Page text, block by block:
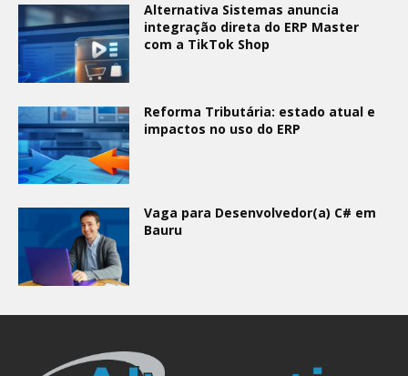
Alternativa Sistemas anuncia
integração direta do ERP Master
com a TikTok Shop
Reforma Tributária: estado atual e
impactos no uso do ERP
Vaga para Desenvolvedor(a) C# em
Bauru